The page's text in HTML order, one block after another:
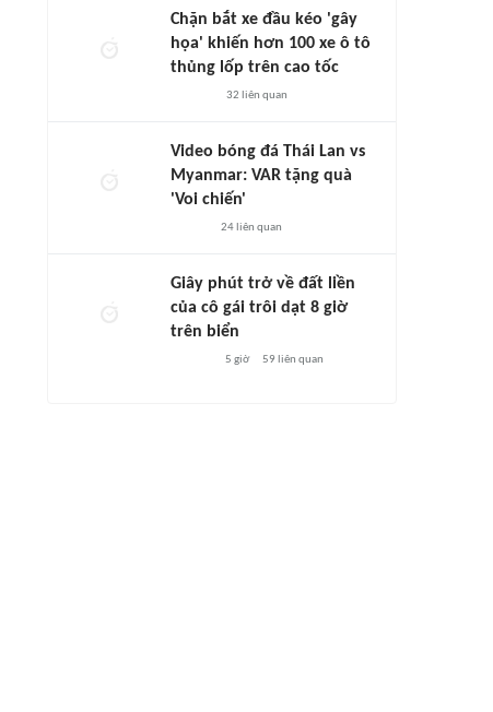
Chặn bắt xe đầu kéo 'gây
họa' khiến hơn 100 xe ô tô
thủng lốp trên cao tốc
32 liên quan
Video bóng đá Thái Lan vs
Myanmar: VAR tặng quà
'Voi chiến'
24liên quan
Giây phút trở về đất liền
của cô gái trôi dạt 8 giờ
trên biển
5 giờ 59 liên quan